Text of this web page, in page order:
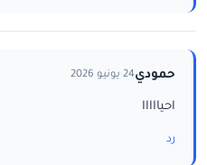
حمودي24 يونيو 2026
احيااااا
رد